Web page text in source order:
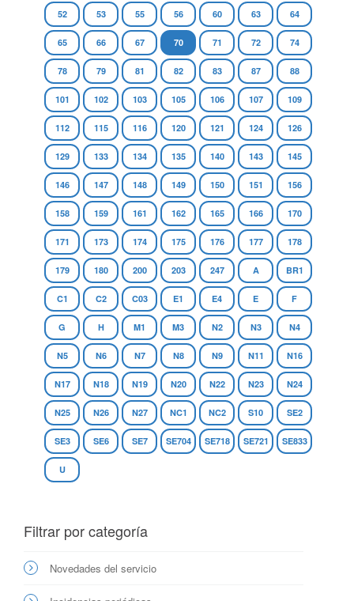
52 53 55 56 60 63 64
65 66 67 70 71 72 74
78 79 81 82 83 87 88
101 102 103 105 106 107 109
112 115 116 120 121 124 126
129 133 134 135 140 143 145
146 147 148 149 150 151 156
158 159 161 162 165 166 170
171 173 174 175 176 177 178
179 180 200 203 247 A BR1
C1 C2 C03 E1 E4 E F
G H M1 M3 N2 N3 N4
N5 N6 N7 N8 N9 N11 N16
N17 N18 N19 N20 N22 N23 N24
N25 N26 N27 NC1 NC2 S10 SE2
SE3 SE6 SE7 SE704 SE718 SE721 SE833
U
Filtrar por categoría
Novedades del servicio